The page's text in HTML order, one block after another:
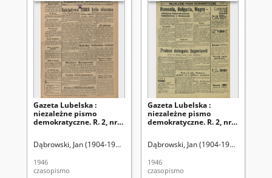
Gazeta Lubelska :
niezależne pismo
demokratyczne. R. 2, nr
Dąbrowski, Jan (1904-1964). Red
1946
czasopismo
Gazeta Lubelska :
niezależne pismo
demokratyczne. R. 2, nr
Dąbrowski, Jan (1904-1964). Red
1946
czasopismo